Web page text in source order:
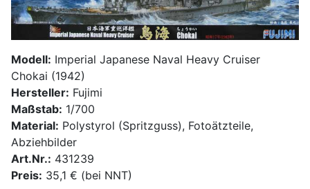
Modell: Imperial Japanese Naval Heavy Cruiser
Chokai (1942)
Hersteller: Fujimi
Maßstab: 1/700
Material: Polystyrol (Spritzguss), Fotoätzteile,
Abziehbilder
Art.Nr.: 431239
Preis: 35,1 € (bei NNT)